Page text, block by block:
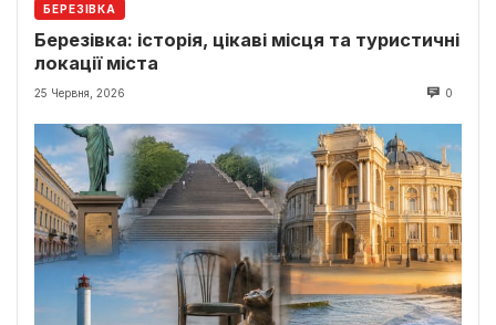
БЕРЕЗІВКА
Березівка: історія, цікаві місця та туристичні
локації міста
25 Червня, 2026 0